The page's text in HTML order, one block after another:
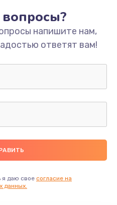
руб.
зарядки
NFC
карты
руб.
вопросы?
напишите нам,
ответят вам!
я даю свое согласие на
данных.